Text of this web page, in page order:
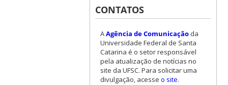
CONTATOS
AAgência de Comunicaçãoda
Universidade Federal de Santa
Catarina é o setor responsável
pela atualização de notícias no
site da UFSC. Para solicitar uma
divulgação, acesse o site.